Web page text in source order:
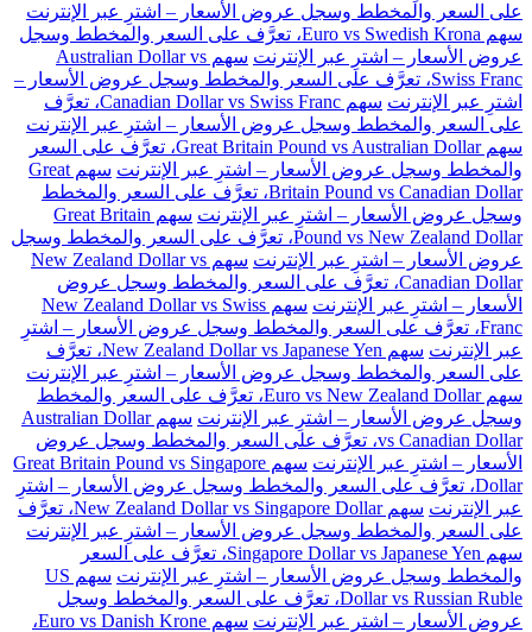
على السعر والمخطط وسجل عروض الأسعار – اشترِ عبر الإنترنت
سهم Euro vs Swedish Krona، تعرَّف على السعر والمخطط وسجل
عروض الأسعار – اشترِ عبر الإنترنت
سهم Australian Dollar vs
Swiss Franc، تعرَّف على السعر والمخطط وسجل عروض الأسعار –
اشترِ عبر الإنترنت
سهم Canadian Dollar vs Swiss Franc، تعرَّف
على السعر والمخطط وسجل عروض الأسعار – اشترِ عبر الإنترنت
سهم Great Britain Pound vs Australian Dollar، تعرَّف على السعر
والمخطط وسجل عروض الأسعار – اشترِ عبر الإنترنت
سهم Great
Britain Pound vs Canadian Dollar، تعرَّف على السعر والمخطط
وسجل عروض الأسعار – اشترِ عبر الإنترنت
سهم Great Britain
Pound vs New Zealand Dollar، تعرَّف على السعر والمخطط وسجل
عروض الأسعار – اشترِ عبر الإنترنت
سهم New Zealand Dollar vs
Canadian Dollar، تعرَّف على السعر والمخطط وسجل عروض
الأسعار – اشترِ عبر الإنترنت
سهم New Zealand Dollar vs Swiss
Franc، تعرَّف على السعر والمخطط وسجل عروض الأسعار – اشترِ
عبر الإنترنت
سهم New Zealand Dollar vs Japanese Yen، تعرَّف
على السعر والمخطط وسجل عروض الأسعار – اشترِ عبر الإنترنت
سهم Euro vs New Zealand Dollar، تعرَّف على السعر والمخطط
وسجل عروض الأسعار – اشترِ عبر الإنترنت
سهم Australian Dollar
vs Canadian Dollar، تعرَّف على السعر والمخطط وسجل عروض
الأسعار – اشترِ عبر الإنترنت
سهم Great Britain Pound vs Singapore
Dollar، تعرَّف على السعر والمخطط وسجل عروض الأسعار – اشترِ
عبر الإنترنت
سهم New Zealand Dollar vs Singapore Dollar، تعرَّف
على السعر والمخطط وسجل عروض الأسعار – اشترِ عبر الإنترنت
سهم Singapore Dollar vs Japanese Yen، تعرَّف على السعر
والمخطط وسجل عروض الأسعار – اشترِ عبر الإنترنت
سهم US
Dollar vs Russian Ruble، تعرَّف على السعر والمخطط وسجل
عروض الأسعار – اشترِ عبر الإنترنت
سهم Euro vs Danish Krone،